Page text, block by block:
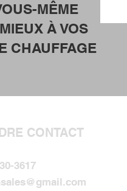
MÊME
À VOS
CHAUFFAGE
CONTACT
3617